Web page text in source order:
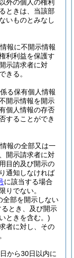
外の個人の権利
ときは、当該部
いものとみなし
報に不開示情報
利利益を保護す
示請求者に対
きる。
る保有個人情報
開示情報を開示
個人情報の存否
することができ
報の全部又は一
開示請求者に対
目的及び開示の
通知しなければ
に該当する場合
りでない。
全部を開示しない
とき、及び開示
ときを含む。)
者に対し、その
から30日以内に